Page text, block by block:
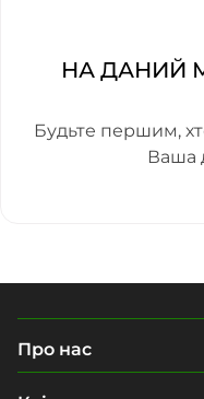
НА ДАНИЙ
Будьте першим,
Ваша
Про нас